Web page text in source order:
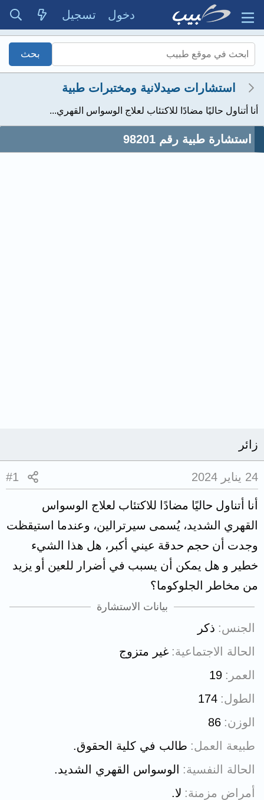
دخول تسجيل
استشارات صيدلانية ومختبرات طبية
أنا أتناول حاليًا مضادًا للاكتئاب لعلاج الوسواس القهري...
استشارة طبية رقم 98201
زائر
24 يناير 2024 #1
أنا أتناول حاليًا مضادًا للاكتئاب لعلاج الوسواس
القهري الشديد، يُسمى سيرترالين، وعندما استيقظت
وجدت أن حجم حدقة عيني أكبر، هل هذا الشيء
خطير و هل يمكن أن يسبب في أضرار للعين أو يزيد
من مخاطر الجلوكوما؟
بيانات الاستشارة
الجنس ذكر
الحالة الاجتماعية غير متزوج
العمر
19
الطول 174
الوزن 86
طبيعة العمل طالب في كلية الحقوق.
الحالة النفسية
الوسواس القهري الشديد.
أمراض مزمنة لا.